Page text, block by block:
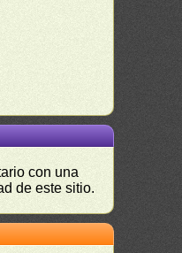
con una
de este sitio.